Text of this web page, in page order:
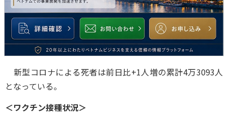
新型コロナによる死者は前日比+1人増の累計4万3093人
となっている。
＜ワクチン接種状況＞